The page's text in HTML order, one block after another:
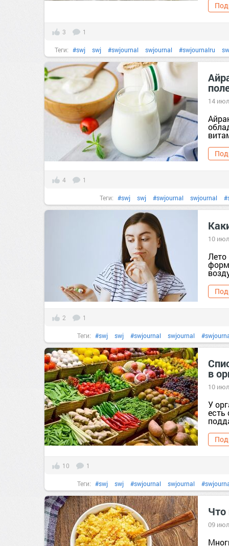
3 1
Теги: #swj swj #swjournal swjournal #swjournalru
#домашняякухня домашняякухня
#похудение #правильноепитание
14
4 1
Теги: #swj swj #swjournal swjournal
домашняякухня
польза #правильноепитание
10
Лето
2 1
Теги: #swj swj #swjournal swjournal
#витамины витамины #диета #еда #здоровье
#полезныесоветы #польза польза в
10
У
есть
10 1
Теги: #swj swj #swjournal swjournal
#витамины витамины #диета #еда #здоровье
польза #правильноепитание
Что
09